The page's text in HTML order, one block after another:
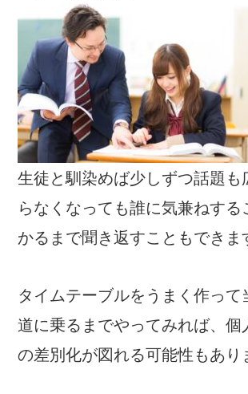
生徒と馴染めば少しずつ話題も
らなくなっても誰に気兼ねする
かるまで聞き返すこともできま
タイムテーブルをうまく作って
道に乗るまでやってみれば、個
の差別化が図れる可能性もあり